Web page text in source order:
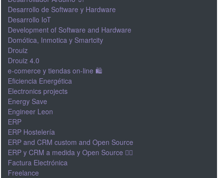
Desarrollo de Software y Hardware
Desarrollo IoT
Development of Software and Hardware
Domótica, Inmotica y Smartcity
Drouiz
Drouiz 4.0
e-comerce y tiendas on-line 🛍
Eficiencia Energética
Electronics projects
Energy Save
Engineer Leon
ERP
ERP Hostelería
ERP and CRM custom and Open Source
ERP y CRM a medida y Open Source 👍🏽
Factura Electrónica
Freelance